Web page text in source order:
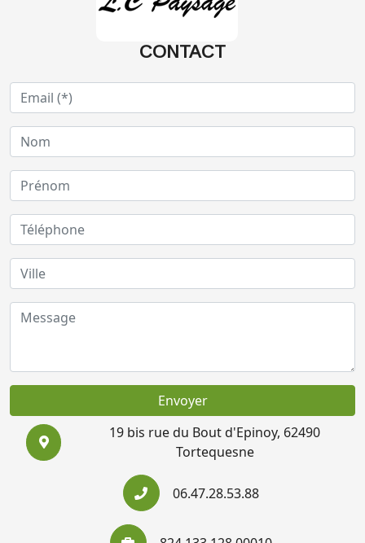
CONTACT
Envoyer
19 bis rue du Bout d'Epinoy, 62490
Tortequesne
06.47.28.53.88